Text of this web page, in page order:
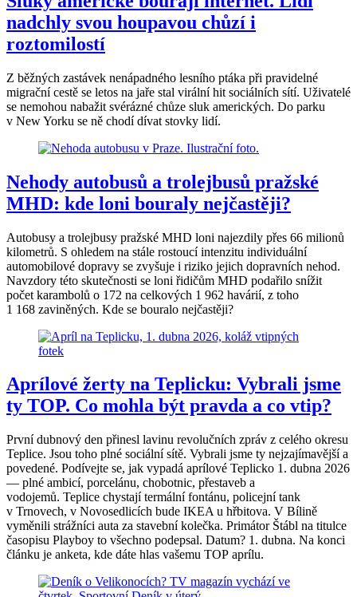
nadchly svou houpavou chůzí i
roztomilostí
Z běžných zastávek nenápadného lesního ptáka při pravidelné
migrační cestě se letos na jaře stal virální hit sociálních sítí. Uživatelé
se nemohou nabažit svérázné chůze sluk amerických. Do parku
v New Yorku se ně chodí dívat stovky lidí.
Nehody autobusů a trolejbusů pražské
MHD: kde loni bouraly nejčastěji?
Autobusy a trolejbusy pražské MHD loni najezdily přes 66 milionů
kilometrů. S ohledem na stále rostoucí intenzitu individuální
automobilové dopravy se zvyšuje i riziko jejich dopravních nehod.
Navzdory této skutečnosti se loni řidičům MHD podařilo snížit
počet karambolů o 172 na celkových 1 962 havárií, z toho
1 168 zaviněných. Kde se bouralo nejčastěji?
Aprílové žerty na Teplicku: Vybrali jsme
ty TOP. Co mohla být pravda a co vtip?
První dubnový den přinesl lavinu revolučních zpráv z celého okresu
Teplice. Jsou toho plné sociální sítě. Vybrali jsme ty nejzajímavější a
povedené. Podívejte se, jak vypadá aprílové Teplicko 1. dubna 2026
— plné ambicí, porcelánu, chobotnic, přestaveb a
vodojemů. Teplice chystají termální fontánu, policejní tank
v Trnovech, v Novosedlicích bude IKEA u hřbitova. V Bílině
vyměnili strážníci auta za stavební kolečka. Primátor Štábl na titulce
časopisu Playboy to všechno podepsal. Datum? 1. dubna. Na konci
článku je anketa, kde dáte hlas vašemu TOP aprílu.